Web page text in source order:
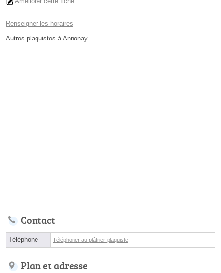
Renseigner les horaires
Autres plaquistes à Annonay
Contact
Téléphone Téléphoner au plâtrier-plaquiste
Plan et adresse